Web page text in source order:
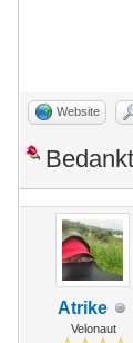
Website
Atrike
Velonaut